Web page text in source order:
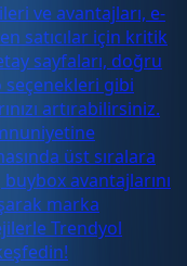
ve avantajları, e-
satıcılar için kritik
sayfaları, doğru
seçenekleri gibi
artırabilirsiniz.
üst sıralara
buybox avantajlarını
marka
Trendyol